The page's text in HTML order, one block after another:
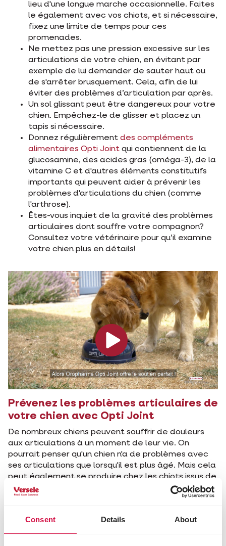
Consent Details About
lieu d'une longue marche occasionnelle. Faites
le également avec vos chiots, et si nécessaire,
fixez une limite de temps pour ces
promenades.
Ne mettez pas une pression excessive sur les
articulations de votre chien, en évitant par
exemple de lui demander de sauter haut ou
de s'arrêter brusquement. Cela, afin de lui
éviter des problèmes d’articulation par après.
Un sol glissant peut être dangereux pour votre
chien. Empêchez-le de glisser et placez un
tapis si nécessaire.
Donnez régulièrement des compléments
alimentaires Opti Joint qui contiennent de la
glucosamine, des acides gras (oméga-3), de la
vitamine C et d'autres éléments constitutifs
importants qui peuvent aider à prévenir les
problèmes d'articulations du chien (comme
l'arthrose).
Êtes-vous inquiet de la gravité des problèmes
articulaires dont souffre votre compagnon?
Consultez votre vétérinaire pour qu’il examine
votre chien plus en détails!
Prévenez les problèmes articulaires de
votre chien avec Opti Joint
De nombreux chiens peuvent souffrir de douleurs
aux articulations à un moment de leur vie. On
pourrait penser qu'un chien n'a de problèmes avec
ses articulations que lorsqu'il est plus âgé. Mais cela
peut également se produire chez les chiots issus de
grandes races et à la croissance rapide.
Des mesures supplémentaires
en surpoids. Heureusement, il existe un moyen qui